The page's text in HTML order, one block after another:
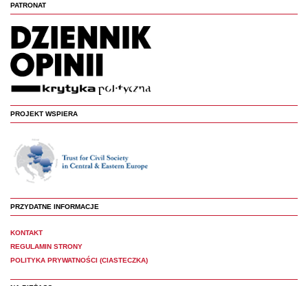
PATRONAT
PROJEKT WSPIERA
PRZYDATNE INFORMACJE
KONTAKT
REGULAMIN STRONY
POLITYKA PRYWATNOŚCI (CIASTECZKA)